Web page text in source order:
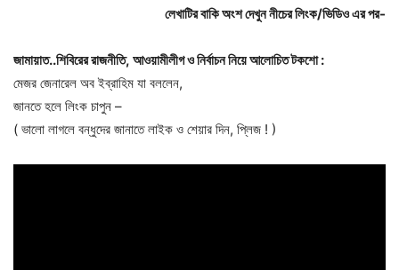
লেখাটির বাকি অংশ দেখুন নীচের লিংক/ভিডিও এর পর-
জামায়াত..শিবিরেররাজনীতি, আওয়ামীলীগওনির্বাচননিয়েআলোচিতটকশো:
মেজর জেনারেল অব ইব্রাহিম যা বললেন,
জানতে হলে লিংক চাপুন –
( ভালো লাগলে বন্ধুদের জানাতে লাইক ও শেয়ার দিন, প্লিজ ! )